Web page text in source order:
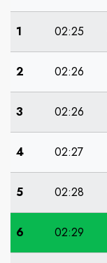
1 02:25
2 02:26
3 02:26
4 02:27
5 02:28
6 02:29